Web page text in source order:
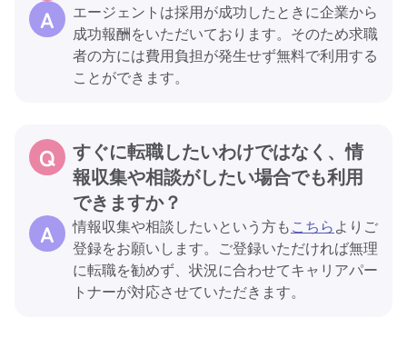
エージェントは採用が成功したときに企業から
成功報酬をいただいております。そのため求職
者の方には費用負担が発生せず無料で利用する
ことができます。
すぐに転職したいわけではなく、情
報収集や相談がしたい場合でも利用
できますか？
情報収集や相談したいという方もこちらよりご
登録をお願いします。ご登録いただければ無理
に転職を勧めず、状況に合わせてキャリアパー
トナーが対応させていただきます。